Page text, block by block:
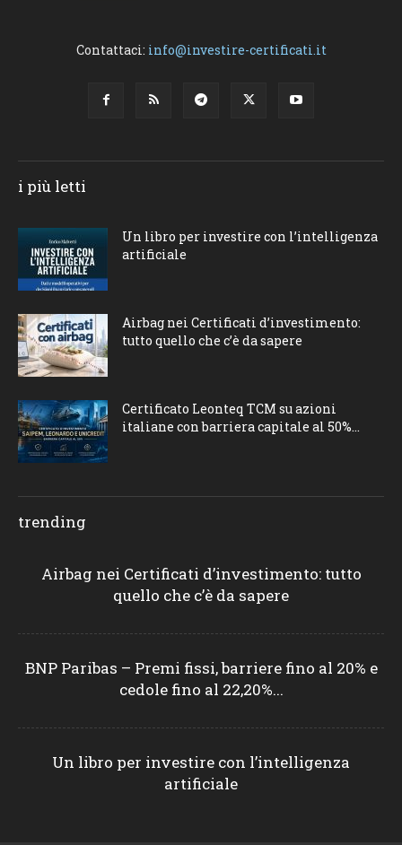
Contattaci: info@investire-certificati.it
i più letti
Un libro per investire con l’intelligenza
artificiale
Airbag nei Certificati d’investimento:
tutto quello che c’è da sapere
Certificato Leonteq TCM su azioni
italiane con barriera capitale al 50%...
trending
Airbag nei Certificati d’investimento: tutto
quello che c’è da sapere
BNP Paribas – Premi fissi, barriere fino al 20% e
cedole fino al 22,20%...
Un libro per investire con l’intelligenza
artificiale